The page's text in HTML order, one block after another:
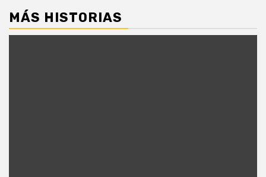
MÁS HISTORIAS